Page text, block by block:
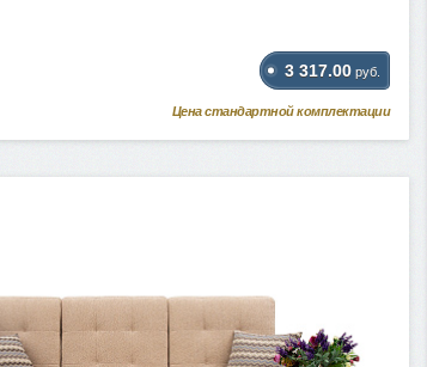
3 317.00 руб.
Цена стандартной комплектации